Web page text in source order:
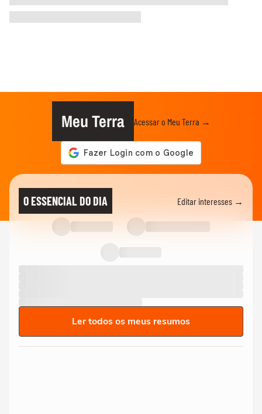
Meu Terra Acessar o Meu Terra →
O ESSENCIAL DO DIA Editar interesses →
Ler todos os meus resumos